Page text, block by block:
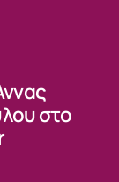
στο